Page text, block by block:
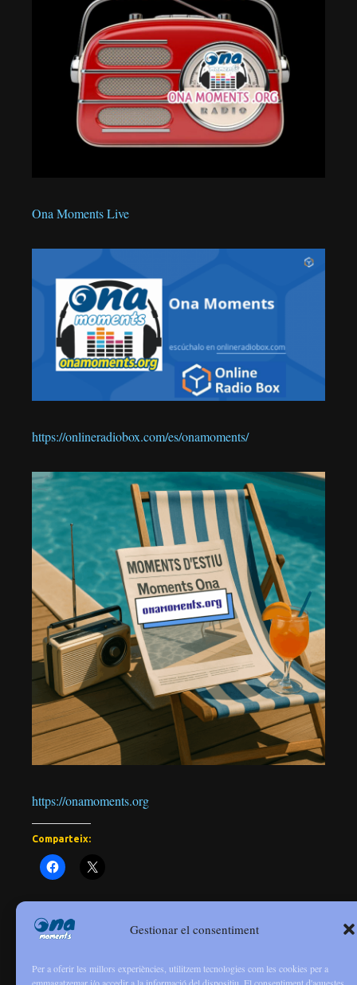
Gestionar el consentiment
Per a oferir les millors experiències, utilitzem tecnologies com les cookies per a
Ona Moments Live
https://onlineradiobox.com/es/onamoments/
https://onamoments.org
Comparteix:
Barcelona 1992, 33 anys després: Què queda de